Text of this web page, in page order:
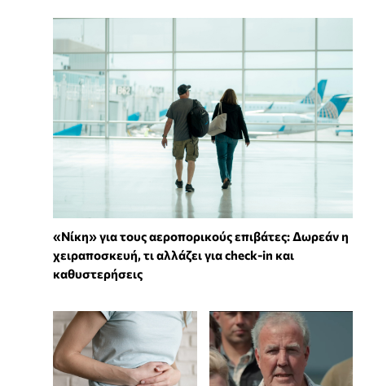
«Νίκη» για τους αεροπορικούς επιβάτες: Δωρεάν η
χειραποσκευή, τι αλλάζει για check-in και
καθυστερήσεις